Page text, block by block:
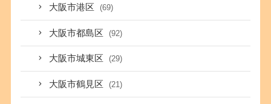
大阪市港区 (69)
大阪市都島区 (92)
大阪市城東区 (29)
大阪市鶴見区 (21)